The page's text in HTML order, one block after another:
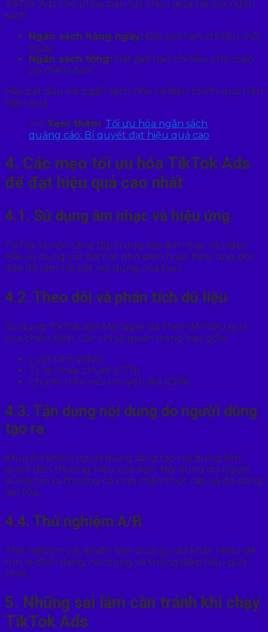
TikTok Ads cho phép bạn lựa chọn giữa hai loại ngân
sách:
Ngân sách hàng ngày: Đặt giới hạn chi tiêu mỗi
ngày.
Ngân sách tổng: Đặt giới hạn chi tiêu cho toàn
bộ chiến dịch.
Hãy bắt đầu với ngân sách nhỏ và điều chỉnh dựa trên
hiệu quả.
>>> Xem thêm: Tối ưu hóa ngân sách
quảng cáo: Bí quyết đạt hiệu quả cao
4. Các mẹo tối ưu hóa TikTok Ads
để đạt hiệu quả cao nhất
4.1. Sử dụng âm nhạc và hiệu ứng
TikTok là nền tảng tập trung vào âm nhạc và video.
Hãy sử dụng các bài hát phổ biến hoặc hiệu ứng độc
đáo để làm nổi bật nội dung của bạn.
4.2. Theo dõi và phân tích dữ liệu
Sử dụng TikTok Ads Manager để theo dõi hiệu quả
của chiến dịch. Các chỉ số quan trọng bao gồm:
Lượt xem video.
Tỷ lệ nhấp chuột (CTR).
Chi phí trên mỗi chuyển đổi (CPA).
4.3. Tận dụng nội dung do người dùng
tạo ra
Khuyến khích người dùng sáng tạo nội dung liên
quan đến thương hiệu của bạn. Nội dung do người
dùng tạo ra thường có tính chân thực cao và dễ dàng
lan tỏa.
4.4. Thử nghiệm A/B
Thử nghiệm các phiên bản quảng cáo khác nhau để
tìm ra định dạng, nội dung và thông điệp hiệu quả
nhất.
5. Những sai lầm cần tránh khi chạy
TikTok Ads